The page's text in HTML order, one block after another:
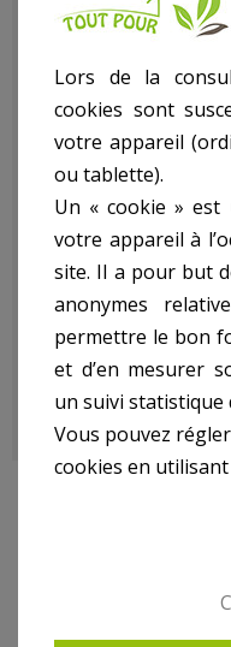
• Forets béton en
• Type : Burin 260 mm
• Conçues pour
gammes RIBITECH sont
au service du bricolage
cohérence permet une
l’ensemble des
besoin, quel que soit
occasionnelle ou des
Lors de la
cookies sont
votre appareil
ou tablette).
Un « cookie »
votre appareil à
site. Il a pour but
anonymes
permettre le bon
et d’en mesurer
un suivi statistique
Vous pouvez
cookies en